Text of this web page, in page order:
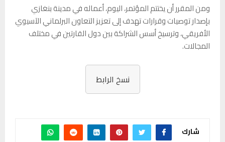
ومن المقرر أن يختتم المؤتمر، اليوم، أعماله في مدينة بنغازي
بإصدار توصيات وقرارات تهدف إلى تعزيز التعاون البرلماني الآسيوي
الأفريقي، وترسيخ أسس الشراكة بين دول القارتين في مختلف
المجالات.
نسخ الرابط
شارك